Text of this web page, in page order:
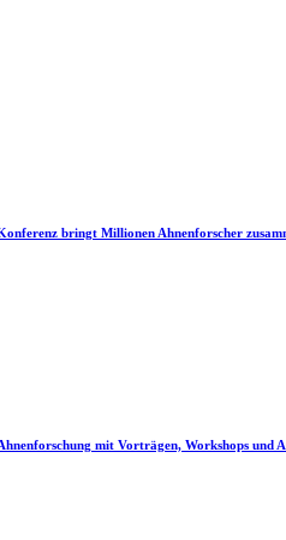
bringt Millionen Ahnenforscher
mit Vorträgen, Workshops und